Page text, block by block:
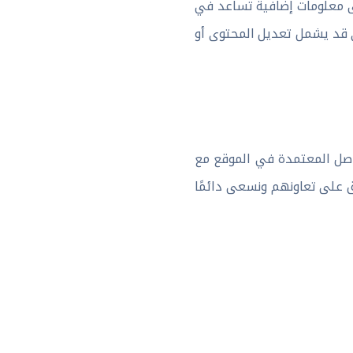
معلومات إضافية تساعد في
قد يشمل تعديل المحتوى أو
المعتمدة في الموقع مع
على تعاونهم ونسعى دائمًا